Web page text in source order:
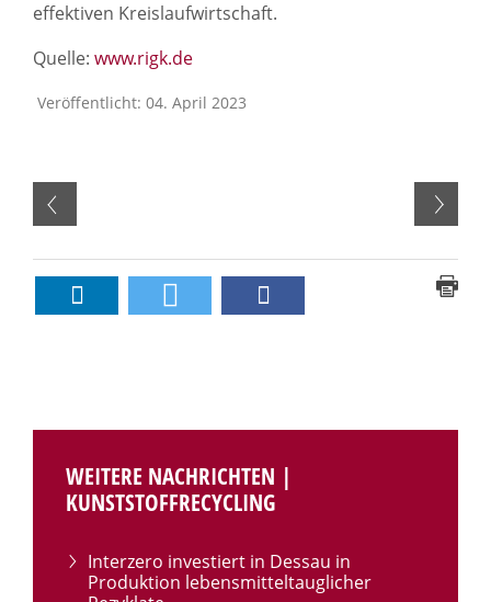
effektiven Kreislaufwirtschaft.
Quelle: www.rigk.de
Veröffentlicht: 04. April 2023
WEITERE NACHRICHTEN |
KUNSTSTOFFRECYCLING
Interzero investiert in Dessau in
Produktion lebensmitteltauglicher